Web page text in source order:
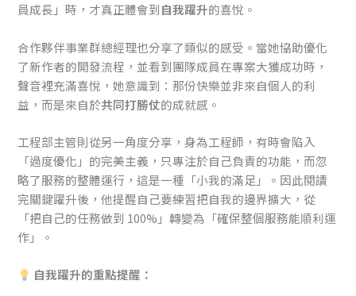
員成長」時，才真正體會到自我躍升的喜悅。
合作夥伴事業群總經理也分享了類似的感受。當她協助優化
了新作者的開發流程，並看到團隊成員在專案大獲成功時，
聲音裡充滿喜悅，她意識到：那份快樂並非來自個人的利
益，而是來自於共同打勝仗的成就感。
工程部主管則從另一角度分享，身為工程師，有時會陷入
「過度優化」的完美主義，只專注於自己負責的功能，而忽
略了服務的整體運行，這是一種「小我的滿足」。因此閱讀
完關鍵躍升後，他提醒自己要練習把自我的邊界擴大，從
「把自己的任務做到 100%」轉變為「確保整個服務能順利運
作」。
自我躍升的重點提醒：